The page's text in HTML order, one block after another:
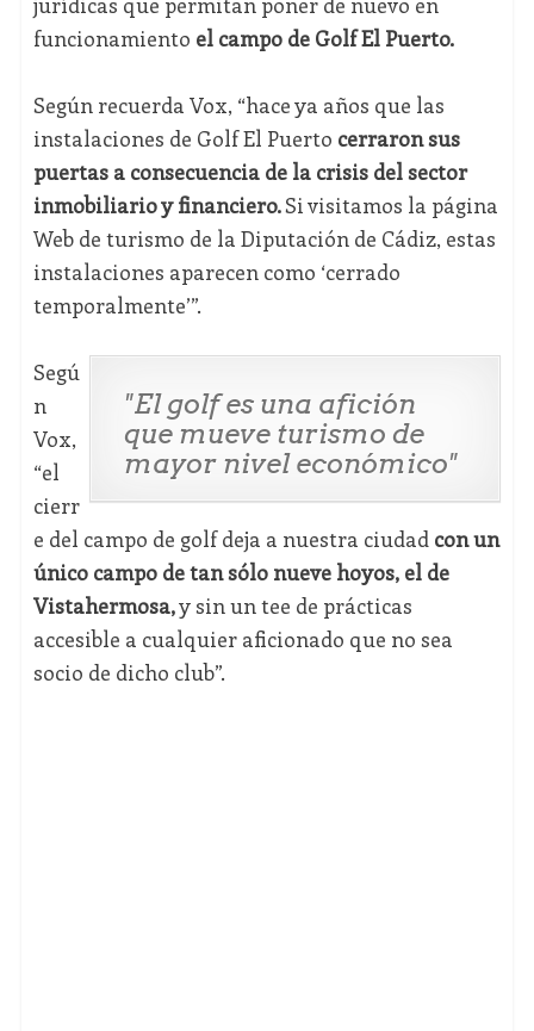
funcionamiento el campo de Golf El Puerto.
Según recuerda Vox, “hace ya años que las
instalaciones de Golf El Puerto cerraron sus
puertas a consecuencia de la crisis del sector
inmobiliario y financiero.Si visitamos la página
Web de turismo de la Diputación de Cádiz, estas
instalaciones aparecen como ‘cerrado
temporalmente’”.
"El golf es una afición
que mueve turismo de
mayor nivel económico"
Segú
n
Vox,
“el
cierr
e del campo de golf deja a nuestra ciudad con un
único campo de tan sólo nueve hoyos, el de
Vistahermosa,y sin un tee de prácticas
accesible a cualquier aficionado que no sea
socio de dicho club”.